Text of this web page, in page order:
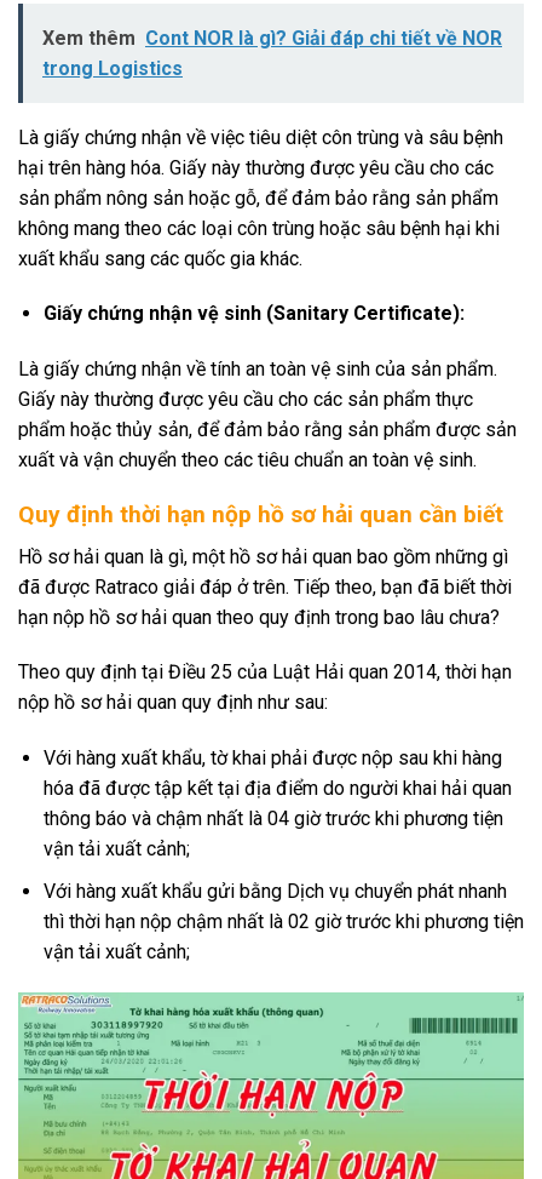
Xem thêm Cont NOR là gì? Giải đáp chi tiết về NOR
trong Logistics
Là giấy chứng nhận về việc tiêu diệt côn trùng và sâu bệnh
hại trên hàng hóa. Giấy này thường được yêu cầu cho các
sản phẩm nông sản hoặc gỗ, để đảm bảo rằng sản phẩm
không mang theo các loại côn trùng hoặc sâu bệnh hại khi
xuất khẩu sang các quốc gia khác.
Giấy chứng nhận vệ sinh (Sanitary Certificate):
Là giấy chứng nhận về tính an toàn vệ sinh của sản phẩm.
Giấy này thường được yêu cầu cho các sản phẩm thực
phẩm hoặc thủy sản, để đảm bảo rằng sản phẩm được sản
xuất và vận chuyển theo các tiêu chuẩn an toàn vệ sinh.
Quy định thời hạn nộp hồ sơ hải quan cần biết
Hồ sơ hải quan là gì, một hồ sơ hải quan bao gồm những gì
đã được Ratraco giải đáp ở trên. Tiếp theo, bạn đã biết thời
hạn nộp hồ sơ hải quan theo quy định trong bao lâu chưa?
Theo quy định tại Điều 25 của Luật Hải quan 2014, thời hạn
nộp hồ sơ hải quan quy định như sau:
Với hàng xuất khẩu, tờ khai phải được nộp sau khi hàng
hóa đã được tập kết tại địa điểm do người khai hải quan
thông báo và chậm nhất là 04 giờ trước khi phương tiện
vận tải xuất cảnh;
Với hàng xuất khẩu gửi bằng Dịch vụ chuyển phát nhanh
thì thời hạn nộp chậm nhất là 02 giờ trước khi phương tiện
vận tải xuất cảnh;